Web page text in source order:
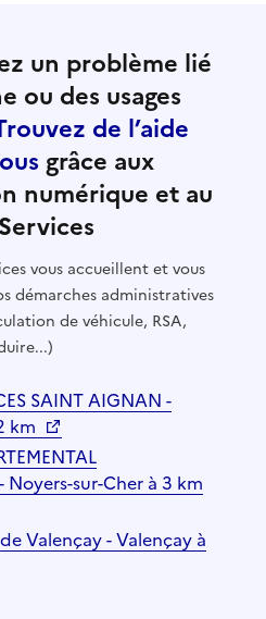
un problème lié
ou des usages
de l’aide
grâce aux
numérique et au
vous accueillent et vous
démarches administratives
de véhicule, RSA,
SAINT AIGNAN -
km
Noyers-sur-Cher à 3 km
Valençay - Valençay à